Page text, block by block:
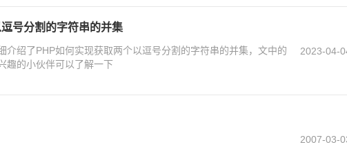
号分割的字符串的并集
介绍了PHP如何实现获取两个以逗号分割的字符串的并集，文中的
趣的小伙伴可以了解一下
2023-04-
2007-03-